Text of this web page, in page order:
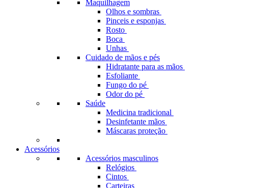
Maquilhagem
Olhos e sombras
Pinceis e esponjas
Rosto
Boca
Unhas
Cuidado de mãos e pés
Hidratante para as mãos
Esfoliante
Fungo do pé
Odor do pé
Saúde
Medicina tradicional
Desinfetante mãos
Máscaras proteção
Acessórios
Acessórios masculinos
Relógios
Cintos
Carteiras